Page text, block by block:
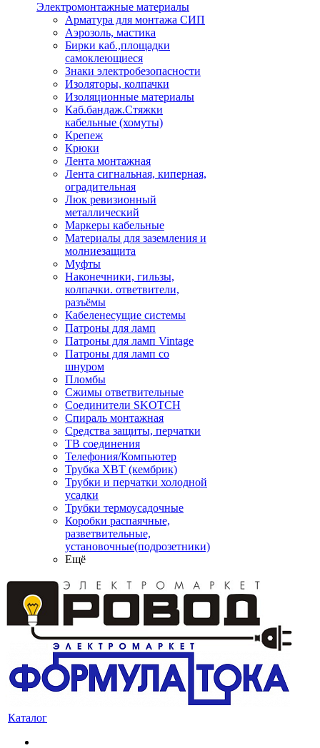
Электромонтажные материалы
Арматура для монтажа СИП
Аэрозоль, мастика
Бирки каб.,площадки
самоклеющиеся
Знаки электробезопасности
Изоляторы, колпачки
Изоляционные материалы
Каб.бандаж.Стяжки
кабельные (хомуты)
Крепеж
Крюки
Лента монтажная
Лента сигнальная, киперная,
оградительная
Люк ревизионный
металлический
Маркеры кабельные
Материалы для заземления и
молниезащита
Муфты
Наконечники, гильзы,
колпачки. ответвители,
разъёмы
Кабеленесущие системы
Патроны для ламп
Патроны для ламп Vintage
Патроны для ламп со
шнуром
Пломбы
Сжимы ответвительные
Соединители SKOTCH
Спираль монтажная
Средства защиты, перчатки
ТВ соединения
Телефония/Компьютер
Трубка ХВТ (кембрик)
Трубки и перчатки холодной
усадки
Трубки термоусадочные
Коробки распаячные,
разветвительные,
установочные(подрозетники)
Ещё
Каталог